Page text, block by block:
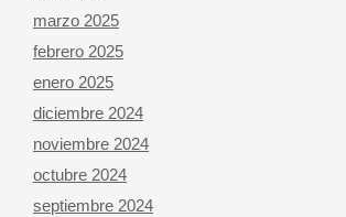
marzo 2025
febrero 2025
enero 2025
diciembre 2024
noviembre 2024
octubre 2024
septiembre 2024